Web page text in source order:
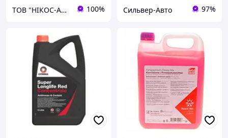
ТОВ "НІКОС-АВТО" 100% Сильвер-Авто 97%